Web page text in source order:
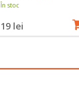
În stoc
19 lei